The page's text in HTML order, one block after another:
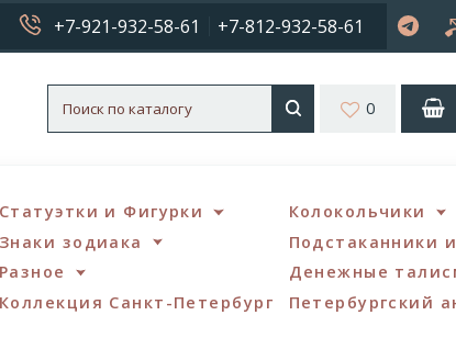
+7-921-932-58-61 +7-812-932-58-61
0
Статуэтки и Фигурки
Колокольчики
Знаки зодиака
Подстаканники
Разное
Денежные
Коллекция Санкт-Петербург Петербургский